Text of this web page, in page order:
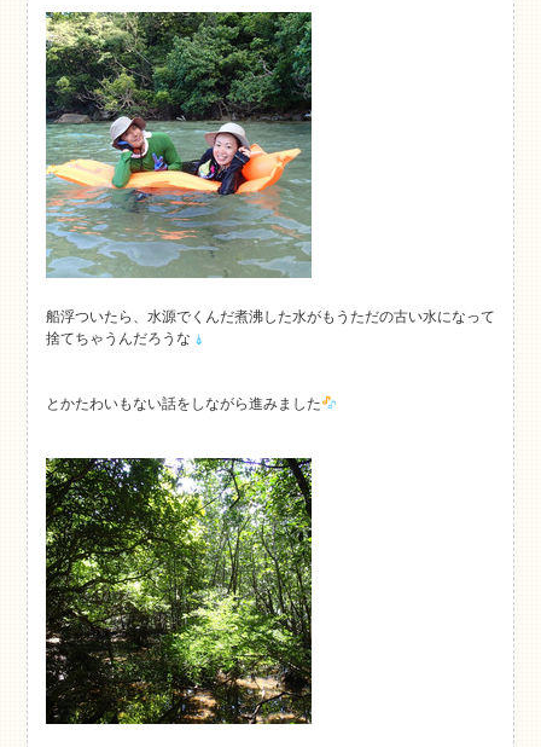
船浮ついたら、水源でくんだ煮沸した水がもうただの古い水になって
捨てちゃうんだろうな
とかたわいもない話をしながら進みました